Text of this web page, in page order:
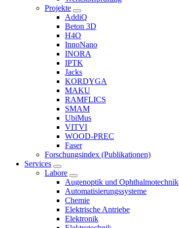
Projekte
AddiQ
Beton 3D
H4O
InnoNano
INORA
IPTK
Jacks
KORDYGA
MAKU
RAMFLICS
SMAM
UbiMus
VITVI
WOOD-PREC
Faser
Forschungsindex (Publikationen)
Services
Labore
Augenoptik und Ophthalmotechnik
Automatisierungssysteme
Chemie
Elektrische Antriebe
Elektronik